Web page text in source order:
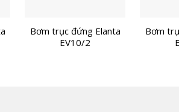
Bơm trục đứng Elanta
EV10/2
Bơm